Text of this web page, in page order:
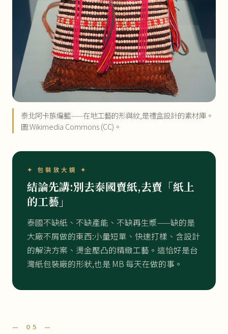
泰北阿卡族編籃——在地工藝的形與紋,是禮盒設計的素材庫。
圖:Wikimedia Commons (CC)。
✦ 包裝放大鏡 ✦
結論先講:別去泰國賣紙,去賣「紙上
的工藝」
泰國不缺紙、不缺產能、不缺再生漿——缺的是
大廠不屑做的東西:小量短單、快速打樣、含設計
的解決方案、燙金壓凸的精緻工藝。這恰好是台
灣紙包裝廠的形狀,也是 MB 每天在做的事。
— 05 —